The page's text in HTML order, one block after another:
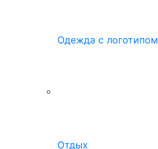
Одежда с логотипом
Отдых